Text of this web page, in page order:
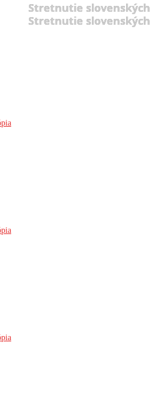
Stretnutie slovenských
Stretnutie slovenských